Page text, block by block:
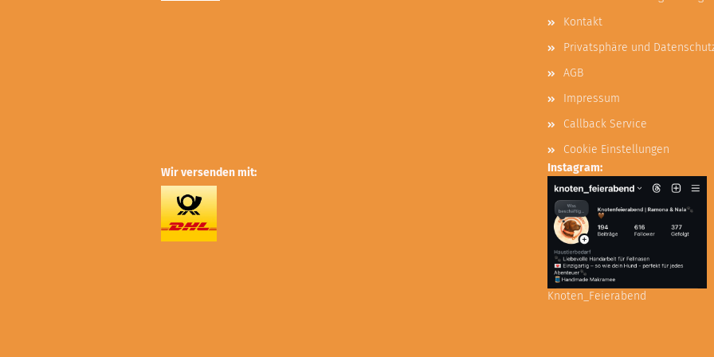
Kontakt
Privatsphäre und
AGB
Impressum
Callback Service
Cookie Einstellungen
Wir versenden mit:
Instagram:
Knoten_Feierabend